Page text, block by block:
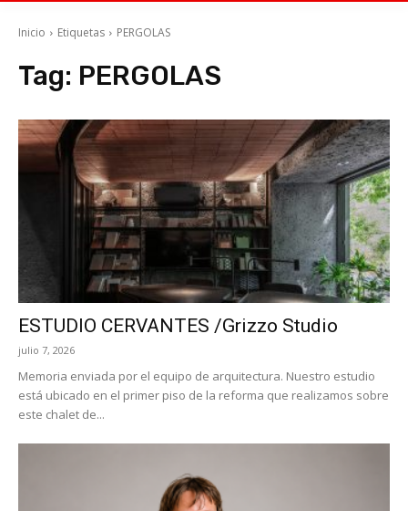
Inicio Etiquetas PERGOLAS
Tag: PERGOLAS
ESTUDIO CERVANTES /Grizzo Studio
julio 7, 2026
Memoria enviada por el equipo de arquitectura. Nuestro estudio
está ubicado en el primer piso de la reforma que realizamos sobre
este chalet de...